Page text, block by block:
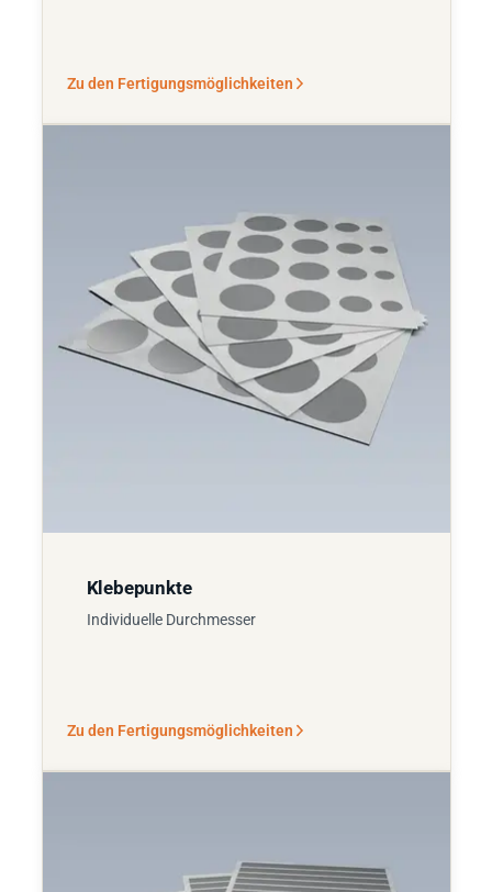
Zu den Fertigungsmöglichkeiten
Klebepunkte
Individuelle Durchmesser
Zu den Fertigungsmöglichkeiten